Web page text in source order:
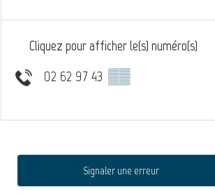
Cliquez pour afficher le(s) numéro(s)
02 62 97 43 ▒▒
Signaler une erreur